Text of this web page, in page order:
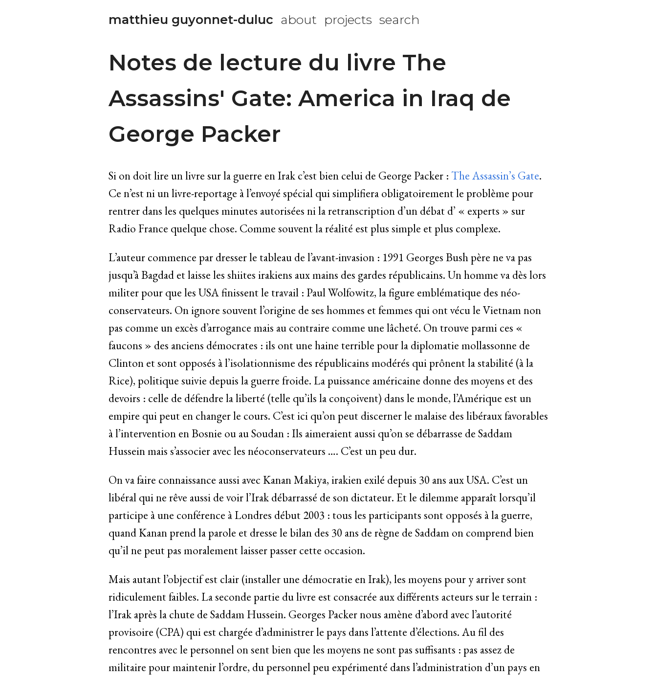
matthieu guyonnet-duluc about projects search
Notes de lecture du livre The
Assassins' Gate: America in Iraq de
George Packer
Si on doit lire un livre sur la guerre en Irak c’est bien celui de George Packer : The Assassin’s Gate.
Ce n’est ni un livre-reportage à l’envoyé spécial qui simplifiera obligatoirement le problème pour
rentrer dans les quelques minutes autorisées ni la retranscription d’un débat d’ « experts » sur
Radio France quelque chose. Comme souvent la réalité est plus simple et plus complexe.
L’auteur commence par dresser le tableau de l’avant-invasion : 1991 Georges Bush père ne va pas
jusqu’à Bagdad et laisse les shiites irakiens aux mains des gardes républicains. Un homme va dès lors
militer pour que les USA finissent le travail : Paul Wolfowitz, la figure emblématique des néo-
conservateurs. On ignore souvent l’origine de ses hommes et femmes qui ont vécu le Vietnam non
pas comme un excès d’arrogance mais au contraire comme une lâcheté. On trouve parmi ces «
faucons » des anciens démocrates : ils ont une haine terrible pour la diplomatie mollassonne de
Clinton et sont opposés à l’isolationnisme des républicains modérés qui prônent la stabilité (à la
Rice), politique suivie depuis la guerre froide. La puissance américaine donne des moyens et des
devoirs : celle de défendre la liberté (telle qu’ils la conçoivent) dans le monde, l’Amérique est un
empire qui peut en changer le cours. C’est ici qu’on peut discerner le malaise des libéraux favorables
à l’intervention en Bosnie ou au Soudan : Ils aimeraient aussi qu’on se débarrasse de Saddam
Hussein mais s’associer avec les néoconservateurs …. C’est un peu dur.
On va faire connaissance aussi avec Kanan Makiya, irakien exilé depuis 30 ans aux USA. C’est un
libéral qui ne rêve aussi de voir l’Irak débarrassé de son dictateur. Et le dilemme apparaît lorsqu’il
participe à une conférence à Londres début 2003 : tous les participants sont opposés à la guerre,
quand Kanan prend la parole et dresse le bilan des 30 ans de règne de Saddam on comprend bien
qu’il ne peut pas moralement laisser passer cette occasion.
Mais autant l’objectif est clair (installer une démocratie en Irak), les moyens pour y arriver sont
ridiculement faibles. La seconde partie du livre est consacrée aux différents acteurs sur le terrain :
l’Irak après la chute de Saddam Hussein. Georges Packer nous amène d’abord avec l’autorité
provisoire (CPA) qui est chargée d’administrer le pays dans l’attente d’élections. Au fil des
rencontres avec le personnel on sent bien que les moyens ne sont pas suffisants : pas assez de
militaire pour maintenir l’ordre, du personnel peu expérimenté dans l’administration d’un pays en